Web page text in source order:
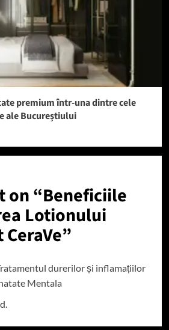
premium într-una dintre cele
ale Bucureștiului
on “Beneficiile
Lotionului
”
durerilor și inflamațiilor
Mentala